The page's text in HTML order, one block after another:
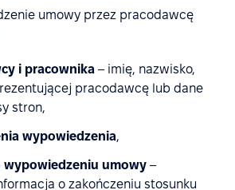
umowy przez pracodawcę
i pracownika – imię, nazwisko,
pracodawcę lub dane
stron,
wypowiedzenia,
wypowiedzeniu umowy –
o zakończeniu stosunku